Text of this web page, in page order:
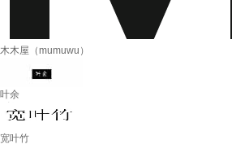
木木屋（mumuwu）
叶余
宽叶竹